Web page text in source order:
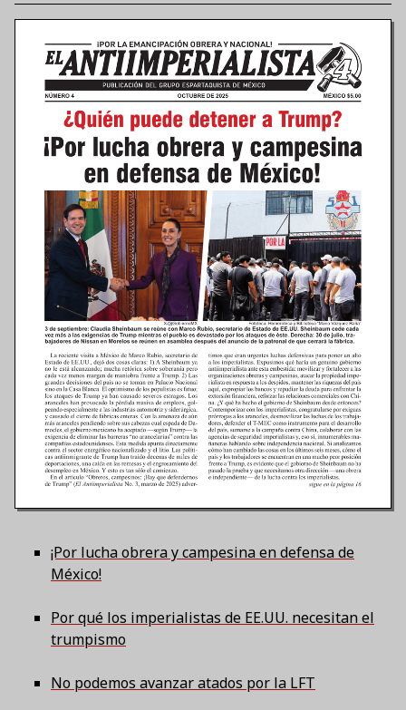
¡Por lucha obrera y campesina en defensa de
México!
Por qué los imperialistas de EE.UU. necesitan el
trumpismo
No podemos avanzar atados por la LFT